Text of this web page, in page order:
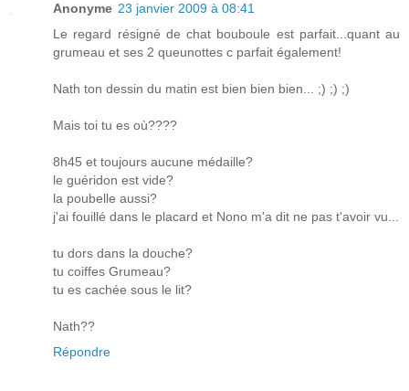
Anonyme 23 janvier 2009 à 08:41
Le regard résigné de chat bouboule est parfait...quant au
grumeau et ses 2 queunottes c parfait également!
Nath ton dessin du matin est bien bien bien... ;) ;) ;)
Mais toi tu es où????
8h45 et toujours aucune médaille?
le guéridon est vide?
la poubelle aussi?
j'ai fouillé dans le placard et Nono m'a dit ne pas t'avoir vu...
tu dors dans la douche?
tu coiffes Grumeau?
tu es cachée sous le lit?
Nath??
Répondre